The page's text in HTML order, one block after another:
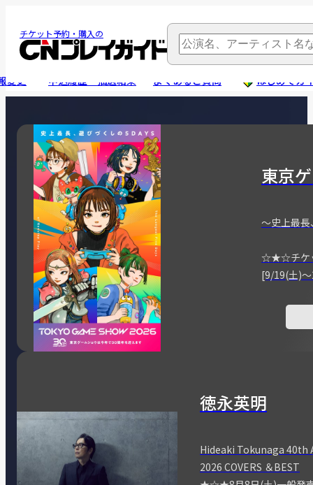
チケット予約・購入の
変更 申込履歴・抽選結果 よくあるご質問 はじめてガ
東京
～史上最長
☆★☆チケ
[9/19(土)
徳永英明
Hideaki Tokunaga 40th
2026 COVERS ＆BEST